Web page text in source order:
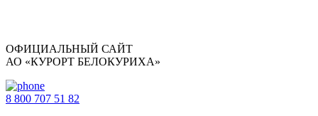
ОФИЦИАЛЬНЫЙ САЙТ
АО «КУРОРТ БЕЛОКУРИХА»
8 800 707 51 82